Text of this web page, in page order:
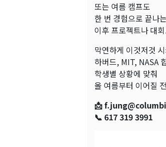
또는 여름 캠프도
한 번 경험으로 끝나
이후 프로젝트나 대
막연하게 이것저것
하버드, MIT, NASA
학생별 상황에 맞춰
올 여름부터 이어질
📩
📞 617 319 3991